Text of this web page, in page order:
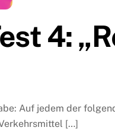
4:
Auf jedem der
[…]